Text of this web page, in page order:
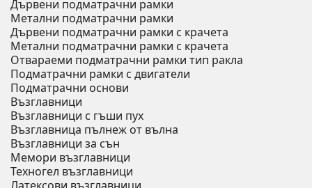
Дървени подматрачни рамки
Метални подматрачни рамки
Дървени подматрачни рамки с крачета
Метални подматрачни рамки с крачета
Отвараеми подматрачни рамки тип ракла
Подматрачни рамки с двигатели
Подматрачни основи
Възглавници
Възглавници с гъши пух
Възглавница пълнеж от вълна
Възглавници за сън
Мемори възглавници
Техногел възглавници